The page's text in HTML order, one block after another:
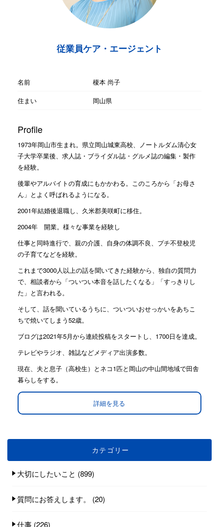
従業員ケア・エージェント
名前
榎本 尚子
住まい
岡山県
Profile
1973年岡山市生まれ。県立岡山城東高校、ノートルダム清心女
子大学卒業後、求人誌・ブライダル誌・グルメ誌の編集・製作
を経験。
後輩やアルバイトの育成にもかかわる。このころから「お母さ
ん」とよく呼ばれるようになる。
2001年結婚後退職し、久米郡美咲町に移住。
2004年 開業。様々な事業を経験し
仕事と同時進行で、親の介護、自身の体調不良、プチ不登校児
の子育てなどを経験。
これまで3000人以上の話を聞いてきた経験から、独自の質問力
で、相談者から「ついつい本音を話したくなる」「すっきりし
た」と言われる。
そして、話を聞いているうちに、ついついおせっかいをあちこ
ちで焼いてしまう52歳。
ブログは2021年5月から連続投稿をスタートし、1700日を達成。
テレビやラジオ、雑誌などメディア出演多数。
現在、夫と息子（高校生）とネコ1匹と岡山の中山間地域で田舎
暮らしをする。
詳細を見る
カテゴリー
大切にしたいこと (899)
質問にお答えします。 (20)
仕事 (226)